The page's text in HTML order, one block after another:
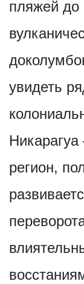
пляжей до
увидеть
Никарагуа
регион,